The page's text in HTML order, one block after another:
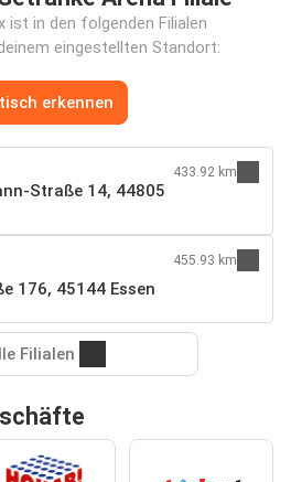
in den folgenden Filialen
eingestellten Standort:
erkennen
Straße 14, 44805
433.92 km
176, 45144 Essen
455.93 km
Filialen